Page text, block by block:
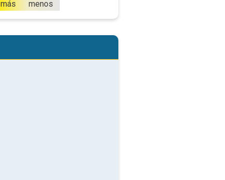
más menos